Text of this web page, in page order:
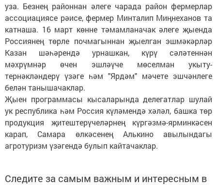
уза. Безнең районнан әлеге чарада район фермерлар
ассоциациясе рәисе, фермер Минталип Миңнеханов та
катнаша. 16 март көнне тәмамланачак әлеге җыенда
Россиянең төрле почмагыннан җыелган эшмәкәрләр
Казан шәһәрендә урнашкан, күрү сәләтеннән
мәхрүмнәр өчен эшләүче мөселман укыту-
тернәкләндерү үзәге һәм "Ярдәм" мәчете эшчәнлеге
белән танышачаклар.
Җыен программасы кысаларында делегатлар шулай
ук республика һәм Россия күләмендә хәләл, башка төр
продукция җитештерүчеләрнең күргәзмә-ярминкәсен
карап, Самара өлкәсенең Алькино авылындагы
агротуризм үзәгендә булып кайтачаклар.
Следите за самым важным и интересным в